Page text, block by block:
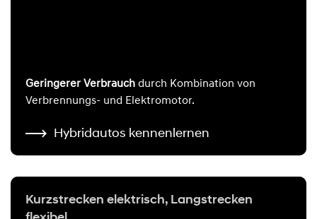
Geringerer Verbrauch durch Kombination von
Verbrennungs- und Elektromotor.
Hybridautos kennenlernen
Kurzstrecken elektrisch, Langstrecken